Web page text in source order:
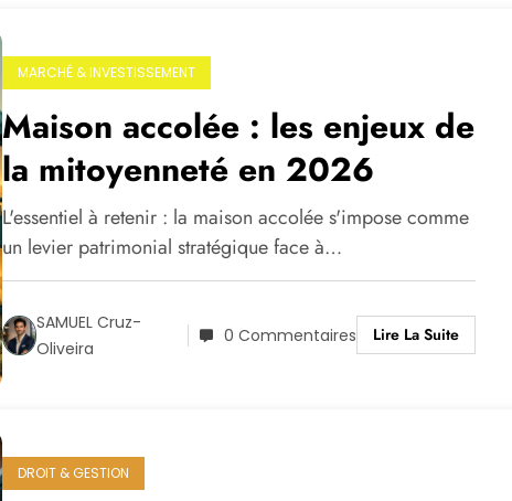
MARCHÉ & INVESTISSEMENT
Maison accolée : les enjeux de
la mitoyenneté en 2026
L'essentiel à retenir : la maison accolée s'impose comme
un levier patrimonial stratégique face à…
SAMUEL Cruz-
Oliveira
0 Commentaires Lire La Suite
DROIT & GESTION